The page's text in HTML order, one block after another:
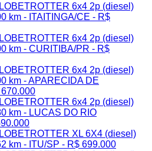
6x4 2p (diesel)
km - ITAITINGA/CE - R$
6x4 2p (diesel)
km - CURITIBA/PR - R$
6x4 2p (diesel)
km - APARECIDA DE
6x4 2p (diesel)
km - LUCAS DO RIO
XL 6X4 (diesel)
km - ITU/SP - R$ 699.000